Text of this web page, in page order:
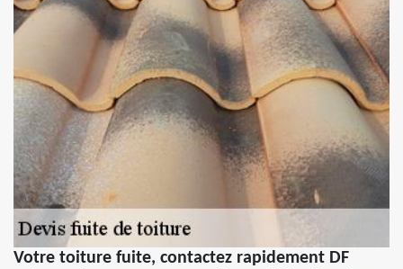
Votre toiture fuite, contactez rapidement DF